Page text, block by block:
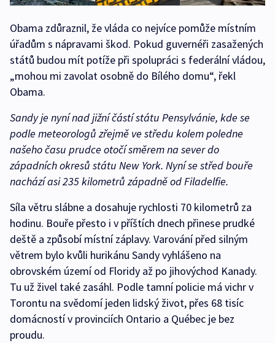
Obama zdůraznil, že vláda co nejvíce pomůže místním
úřadům s nápravami škod. Pokud guvernéři zasažených
států budou mít potíže při spolupráci s federální vládou,
„mohou mi zavolat osobně do Bílého domu“, řekl
Obama.
Sandy je nyní nad jižní částí státu Pensylvánie, kde se
podle meteorologů zřejmě ve středu kolem poledne
našeho času prudce otočí směrem na sever do
západních okresů státu New York. Nyní se střed bouře
nachází asi 235 kilometrů západně od Filadelfie.
Síla větru slábne a dosahuje rychlosti 70 kilometrů za
hodinu. Bouře přesto i v příštích dnech přinese prudké
deště a způsobí místní záplavy. Varování před silným
větrem bylo kvůli hurikánu Sandy vyhlášeno na
obrovském území od Floridy až po jihovýchod Kanady.
Tu už živel také zasáhl. Podle tamní policie má vichr v
Torontu na svědomí jeden lidský život, přes 68 tisíc
domácností v provinciích Ontario a Québec je bez
proudu.